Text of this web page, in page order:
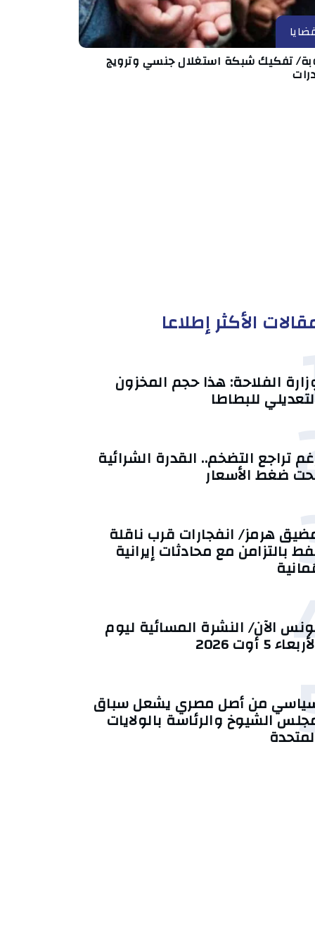
تفكيك شبكة استغلال جنسي وترويج
الأكثر إطلاعا
الفلاحة: هذا حجم المخزون
للبطاطا
تراجع التضخم.. القدرة الشرائية
ضغط الأسعار
هرمز/ انفجارات قرب ناقلة
بالتزامن مع محادثات إيرانية
الآن/ النشرة المسائية ليوم
5 أوت 2026
من أصل مصري يشعل سباق
الشيوخ والرئاسة بالولايات